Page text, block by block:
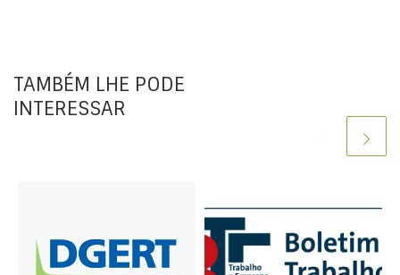
TAMBÉM LHE PODE
INTERESSAR